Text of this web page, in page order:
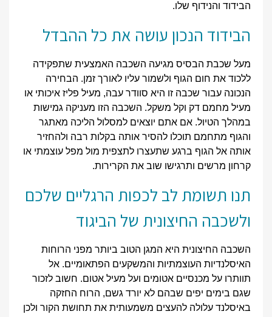
הבידוד והנידוף שלו.
הבידוד הנכון עושה את כל ההבדל
מעל שכבת הבסיס מגיעה השכבה האמצעית שתפקידה
ללכוד את חום הגוף ולשמור עליו לאורך זמן. הבחירה
הנכונה עבור שכבה זו היא סוודר עבה, מעיל פליז איכותי או
מעיל מחמם דק וקל משקל. השכבה הזו מעניקה גמישות
במהלך הטיול. אם אתם יוצאים למסלול הליכה מאתגר
והגוף מתחמם תוכלו להסיר אותה בקלות רבה ולהחזיר
אותה אל הגוף ברגע שתעצרו לתצפית מול מפל עוצמתי או
קרחון מרשים ותרגישו שוב את הקרירות.
תנו תשומת לב לכפות הרגליים שלכם
ולשכבה החיצונית של הביגוד
השכבה החיצונית היא המגן הטוב ביותר מפני הרוחות
האיסלנדיות העוצמתיות והמשקעים הפתאומיים. אל
תוותרו על מכנסיים אטומים ועל מעיל אטום. חשוב לזכור
שגם בימים יפים שבהם לא יורד גשם, הרוח החזקה
באיסלנד עלולה להעצים משמעותית את תחושת הקור ולכן